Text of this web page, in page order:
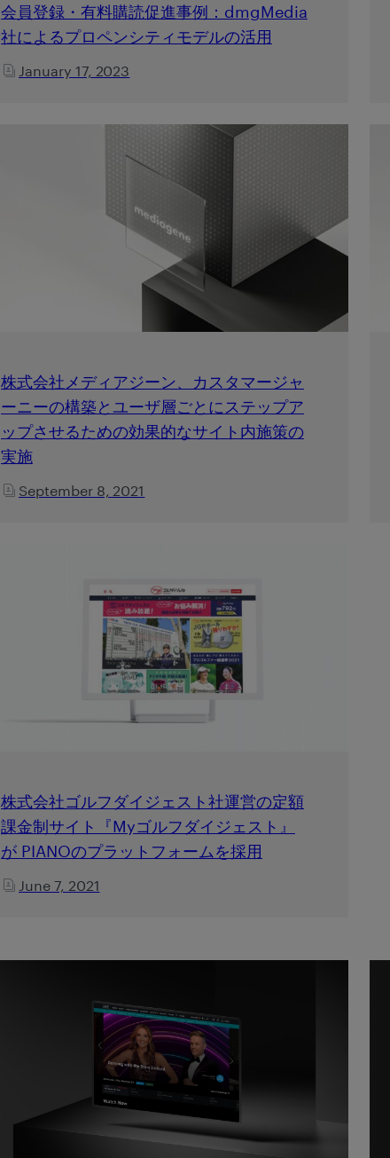
会員登録・有料購読促進事例：dmgMedia
社によるプロペンシティモデルの活用
January 17, 2023
株式会社メディアジーン、カスタマージャ
ーニーの構築とユーザ層ごとにステップア
ップさせるための効果的なサイト内施策の
実施
September 8, 2021
株式会社ゴルフダイジェスト社運営の定額
課金制サイト『Myゴルフダイジェスト』
が PIANOのプラットフォームを採用
June 7, 2021